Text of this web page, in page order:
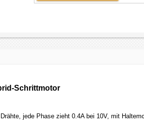
Schrittmotor
jede Phase zieht 0.4A bei 10V, mit